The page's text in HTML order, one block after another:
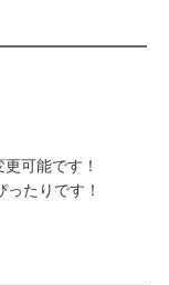
可能です！
たりです！